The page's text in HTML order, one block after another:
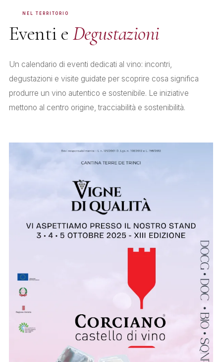
NEL TERRITORIO
Eventi e Degustazioni
Un calendario di eventi dedicati al vino: incontri,
degustazioni e visite guidate per scoprire cosa significa
produrre un vino autentico e sostenibile. Le iniziative
mettono al centro origine, tracciabilità e sostenibilità.